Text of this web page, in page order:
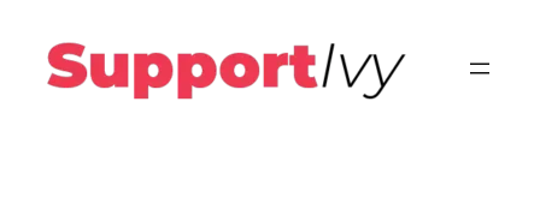
contenu